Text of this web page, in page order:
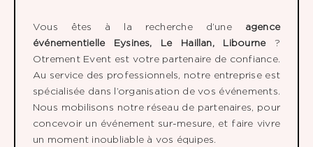
Vous êtes à la recherche d’une agence
événementielle Eysines, Le Haillan, Libourne ?
Otrement Event est votre partenaire de confiance.
Au service des professionnels, notre entreprise est
spécialisée dans l’organisation de vos événements.
Nous mobilisons notre réseau de partenaires, pour
concevoir un événement sur-mesure, et faire vivre
un moment inoubliable à vos équipes.